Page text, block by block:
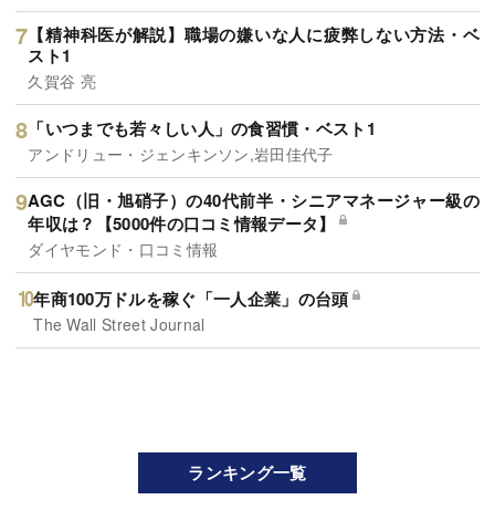
【精神科医が解説】職場の嫌いな人に疲弊しない方法・ベ
スト1
久賀谷 亮
「いつまでも若々しい人」の食習慣・ベスト1
アンドリュー・ジェンキンソン,岩田佳代子
AGC（旧・旭硝子）の40代前半・シニアマネージャー級の
年収は？【5000件の口コミ情報データ】
ダイヤモンド・口コミ情報
年商100万ドルを稼ぐ「一人企業」の台頭
The Wall Street Journal
ランキング一覧